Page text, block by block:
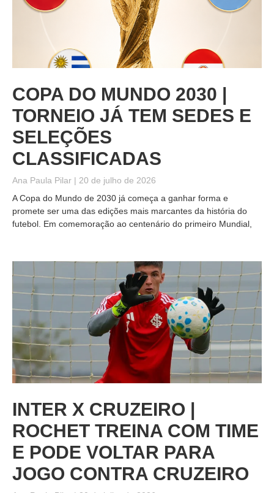
COPA DO MUNDO 2030 |
TORNEIO JÁ TEM SEDES E
SELEÇÕES
CLASSIFICADAS
Ana Paula Pilar
20 de julho de 2026
A Copa do Mundo de 2030 já começa a ganhar forma e
promete ser uma das edições mais marcantes da história do
futebol. Em comemoração ao centenário do primeiro Mundial,
INTER X CRUZEIRO |
ROCHET TREINA COM TIME
E PODE VOLTAR PARA
JOGO CONTRA CRUZEIRO